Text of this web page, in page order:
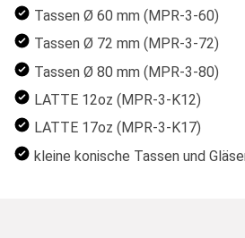
Tassen Ø 60 mm (MPR-3-60)
Tassen Ø 72 mm (MPR-3-72)
Tassen Ø 80 mm (MPR-3-80)
LATTE 12oz (MPR-3-K12)
LATTE 17oz (MPR-3-K17)
kleine konische Tassen und